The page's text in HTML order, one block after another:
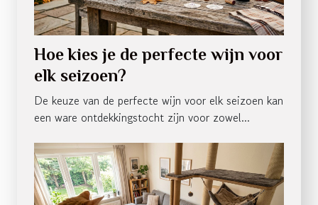
Hoe kies je de perfecte wijn voor
elk seizoen?
De keuze van de perfecte wijn voor elk seizoen kan
een ware ontdekkingstocht zijn voor zowel...